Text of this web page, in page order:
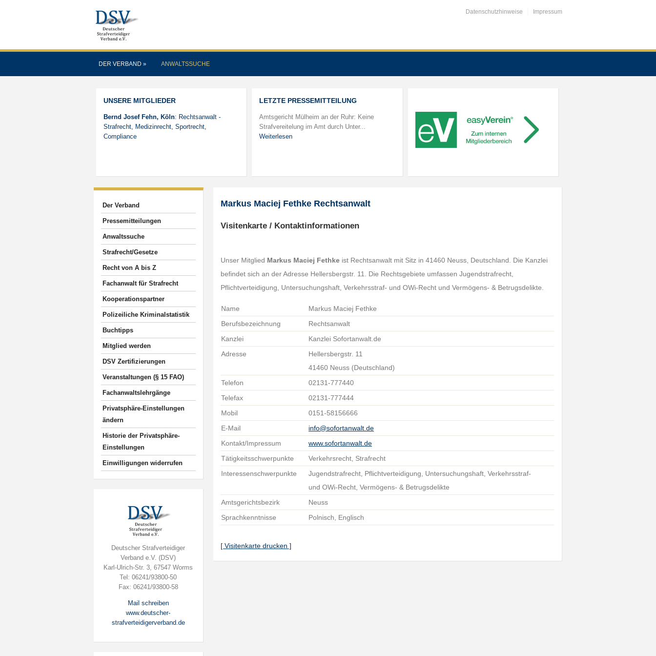
Datenschutzhinweise Impressum
DER VERBAND » ANWALTSSUCHE
UNSERE MITGLIEDER
Bernd Josef Fehn, Köln: Rechtsanwalt -
Strafrecht, Medizinrecht, Sportrecht,
Compliance
LETZTE PRESSEMITTEILUNG
Amtsgericht Mülheim an der Ruhr: Keine
Strafvereitelung im Amt durch Unter...
Weiterlesen
Der Verband
Pressemitteilungen
Anwaltssuche
Strafrecht/Gesetze
Recht von A bis Z
Fachanwalt für Strafrecht
Kooperationspartner
Polizeiliche Kriminalstatistik
Buchtipps
Mitglied werden
DSV Zertifizierungen
Veranstaltungen (§ 15 FAO)
Fachanwaltslehrgänge
Privatsphäre-Einstellungen
ändern
Historie der Privatsphäre-
Einstellungen
Einwilligungen widerrufen
Deutscher Strafverteidiger
Verband e.V. (DSV)
Karl-Ulrich-Str. 3, 67547 Worms
Tel: 06241/93800-50
Fax: 06241/93800-58
Mail schreiben
www.deutscher-
strafverteidigerverband.de
Markus Maciej Fethke Rechtsanwalt
Visitenkarte / Kontaktinformationen
Unser Mitglied Markus Maciej Fethke ist Rechtsanwalt mit Sitz in 41460 Neuss, Deutschland. Die Kanzlei
befindet sich an der Adresse Hellersbergstr. 11. Die Rechtsgebiete umfassen Jugendstrafrecht,
Pflichtverteidigung, Untersuchungshaft, Verkehrsstraf- und OWi-Recht und Vermögens- & Betrugsdelikte.
Name
Markus Maciej Fethke
Berufsbezeichnung
Rechtsanwalt
Kanzlei
Kanzlei Sofortanwalt.de
Adresse
Hellersbergstr. 11
41460 Neuss (Deutschland)
Telefon
02131-777440
Telefax
02131-777444
Mobil
0151-58156666
E-Mail
info@sofortanwalt.de
Kontakt/Impressum
www.sofortanwalt.de
Tätigkeitsschwerpunkte
Verkehrsrecht, Strafrecht
Interessenschwerpunkte
Jugendstrafrecht, Pflichtverteidigung, Untersuchungshaft, Verkehrsstraf-
und OWi-Recht, Vermögens- & Betrugsdelikte
Amtsgerichtsbezirk
Neuss
Sprachkenntnisse
Polnisch, Englisch
[ Visitenkarte drucken ]